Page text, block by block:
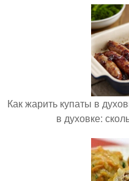
Как жарить купаты в
в духовке: